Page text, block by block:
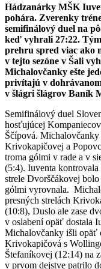
Hádzanárky MŠK
pohára. Zverenky
semifinálový duel na
keď vyhrali 27:22.
prehru spred viac ako
v tejto sezóne v Šali
Michalovčanky ešte
privítajú v
v šlágri šlágrov Baník
Semifinálový duel
hosťujúcej
Ščípová.
Krivokapičovej a
troma gólmi v rade a v
(5:4). Iuventa
strele Dvorščákovej
gólmi vyrovnala.
presných strelách
(10:8), Duslo ale zase
v oslabení opäť dostala
Michalovčanky išli opäť
Krivokapičová s
Štefaníkovej (12:14) na
v prvom dejstve patrilo